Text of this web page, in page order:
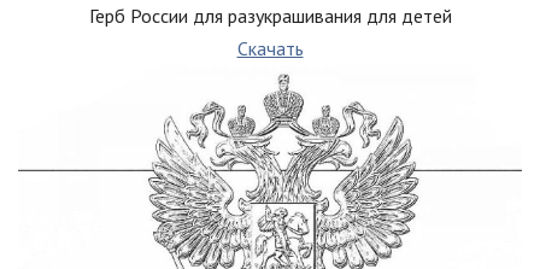
Герб России для разукрашивания для детей
Скачать